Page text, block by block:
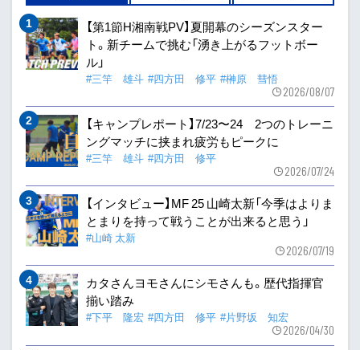
【第1節H湘南戦PV】夏開幕のシーズンスター
ト。新チームで挑む「湧き上がるフットボー
ル」
#三竿 雄斗 #四方田 修平 #榊原 彗悟
2026/08/07
【キャンプレポート】7/23〜24 2つのトレーニ
ングマッチに挟まれ疲労もピークに
#三竿 雄斗 #四方田 修平
2026/07/24
【インタビュー】MF 25 山崎太新「今季はよりま
とまりを持って戦うことが出来ると思う」
#山崎 太新
2026/07/19
カタさんヨモさんにシモさんも。歴代指揮官
揃い踏み
#下平 隆宏 #四方田 修平 #片野坂 知宏
2026/04/30